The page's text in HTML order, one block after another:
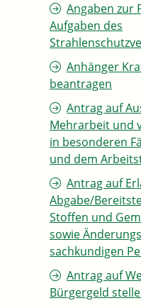
Angaben zur
Aufgaben des
Anhänger
beantragen
Antrag auf
Mehrarbeit und
in besonderen
und dem
Antrag auf
Abgabe/
Stoffen und
sowie
sachkundigen
Antrag auf
Bürgergeld